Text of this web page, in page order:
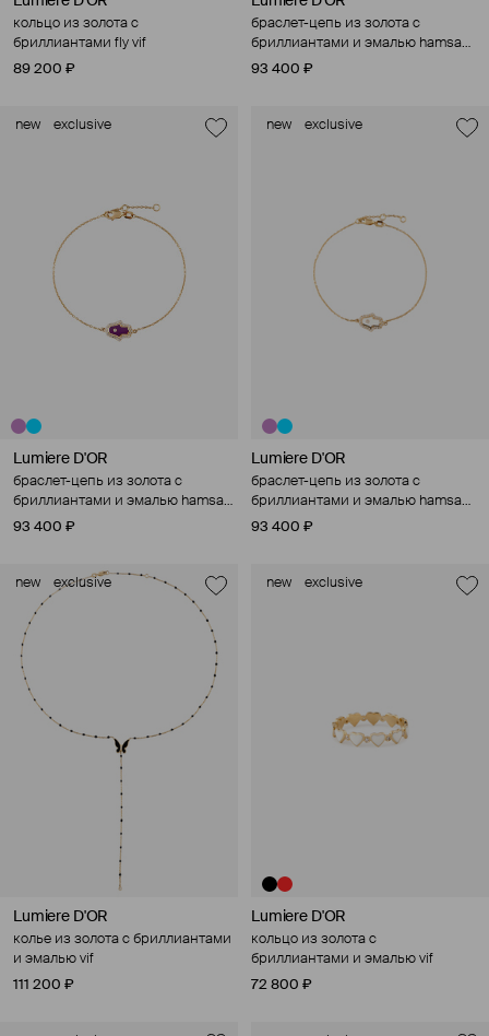
кольцо из золота с
бриллиантами fly vif
89 200 ₽
браслет-цепь из золота с
бриллиантами и эмалью hamsa
vif
93 400 ₽
new exclusive
Lumiere D'OR
браслет-цепь из золота с
бриллиантами и эмалью hamsa
vif
93 400 ₽
new exclusive
Lumiere D'OR
браслет-цепь из золота с
бриллиантами и эмалью hamsa
vif
93 400 ₽
new exclusive
Lumiere D'OR
колье из золота с бриллиантами
и эмалью vif
111 200 ₽
new exclusive
Lumiere D'OR
кольцо из золота с
бриллиантами и эмалью vif
72 800 ₽